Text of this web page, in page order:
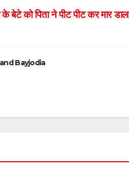
ri
dl
e
बेटे को पिता ने पीट पीट कर मार
Bayjodia